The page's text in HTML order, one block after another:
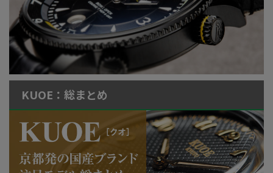
KUOE：総まとめ